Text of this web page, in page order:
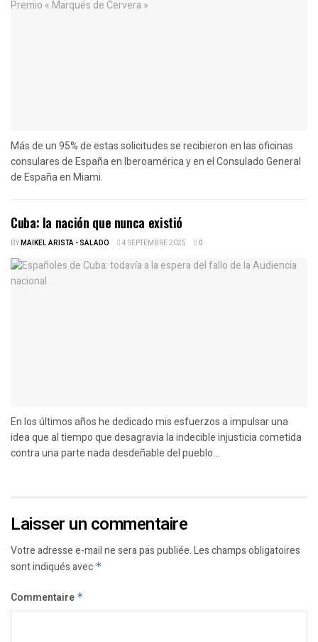
Más de un 95% de estas solicitudes se recibieron en las oficinas
consulares de España en Iberoamérica y en el Consulado General
de España en Miami.
Cuba: la nación que nunca existió
BYMAIKEL ARISTA - SALADO 4 SEPTEMBRE 2025 0
En los últimos años he dedicado mis esfuerzos a impulsar una
idea que al tiempo que desagravia la indecible injusticia cometida
contra una parte nada desdeñable del pueblo...
Laisser un commentaire
Votre adresse e-mail ne sera pas publiée.Les champs obligatoires
sont indiqués avec *
Commentaire *